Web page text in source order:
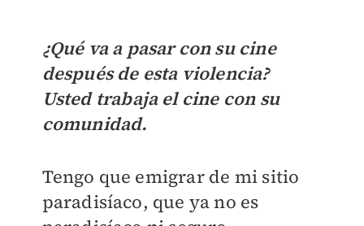
¿Qué va a pasar con su cine
después de esta violencia?
Usted trabaja el cine con su
comunidad.
Tengo que emigrar de mi sitio
paradisíaco, que ya no es